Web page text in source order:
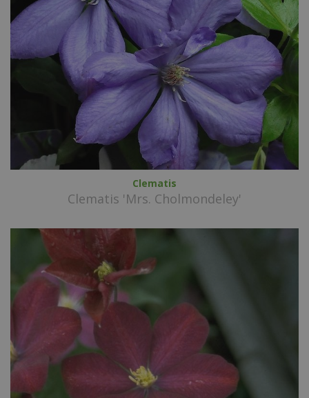
Clematis
Clematis 'Mrs. Cholmondeley'